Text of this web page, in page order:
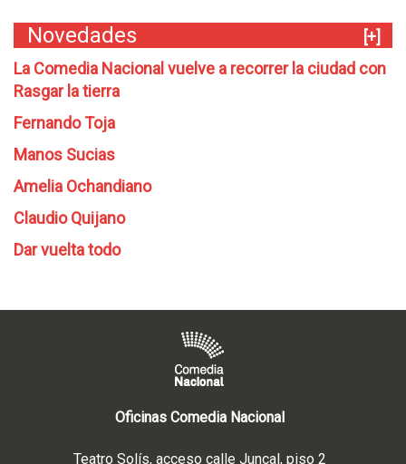
Novedades
[+]
La Comedia Nacional vuelve a recorrer la ciudad con
Rasgar la tierra
Fernando Toja
Manos Sucias
Amelia Ochandiano
Claudio Quijano
Dar vuelta todo
Oficinas Comedia Nacional
Teatro Solís, acceso calle Juncal, piso 2